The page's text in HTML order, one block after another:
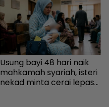
Usung bayi 48 hari naik
mahkamah syariah, isteri
nekad minta cerai lepas